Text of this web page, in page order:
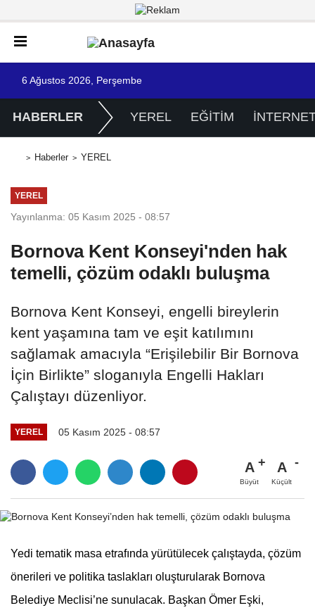
6 Ağustos 2026, Perşembe
HABERLER YEREL EĞİTİM
Haberler YEREL
YEREL
Yayınlanma: 05 Kasım 2025 - 08:57
Bornova Kent Konseyi'nden hak
temelli, çözüm odaklı buluşma
Bornova Kent Konseyi, engelli bireylerin
kent yaşamına tam ve eşit katılımını
sağlamak amacıyla “Erişilebilir Bir Bornova
İçin Birlikte” sloganıyla Engelli Hakları
Çalıştayı düzenliyor.
YEREL 05 Kasım 2025 - 08:57
A
Büyüt
A
Küçült
Yedi tematik masa etrafında yürütülecek çalıştayda, çözüm
önerileri ve politika taslakları oluşturularak Bornova
Belediye Meclisi’ne sunulacak. Başkan Ömer Eşki,